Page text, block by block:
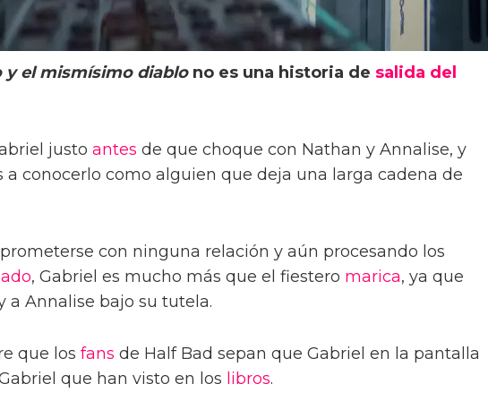
y el mismísimo diablo no es una historia de salida del
justo antes de que choque con Nathan y Annalise, y
a conocerlo como alguien que deja una larga cadena de
con ninguna relación y aún procesando los
, Gabriel es mucho más que el fiestero marica, ya que
a Annalise bajo su tutela.
que los fans de Half Bad sepan que Gabriel en la pantalla
que han visto en los libros.